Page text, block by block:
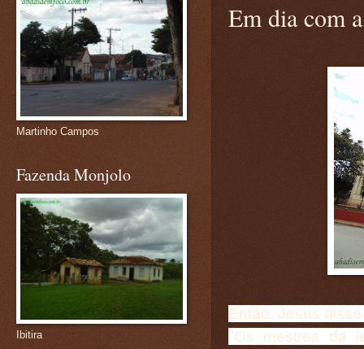
Em dia com
Então, Jesus
"Os mestres da
Martinho Campos
Fazenda Monjolo
Ibitira